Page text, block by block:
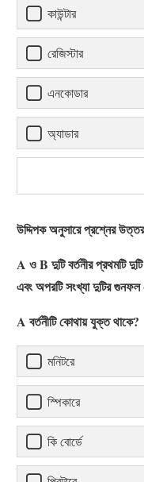
কাউন্টার
রেজিস্টার
এনকোডার
অ্যাডার
উদ্দিপক অনুসারে প্রশ্নের
A ও B দুটি বর্তনীর প্রথমটি
এবং অপরটি সংখ্যা দুটির
A বর্তনীটি কোথায় যুক্ত থাকে?
মনিটরে
স্পিকারে
কি বোর্ডে